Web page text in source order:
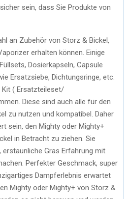
sein, dass Sie Produkte von
an Zubehör von Storz & Bickel,
erhalten können. Einige
Dosierkapseln, Capsule
Ersatzsiebe, Dichtungsringe, etc.
Kit ( Ersatzteileset/
Diese sind auch alle für den
zu nutzen und kompatibel. Daher
sein, den Mighty oder Mighty+
in Betracht zu ziehen. Sie
Gras Erfahrung mit
Perfekter Geschmack, super
Dampferlebnis erwartet
Mighty oder Mighty+ von Storz &